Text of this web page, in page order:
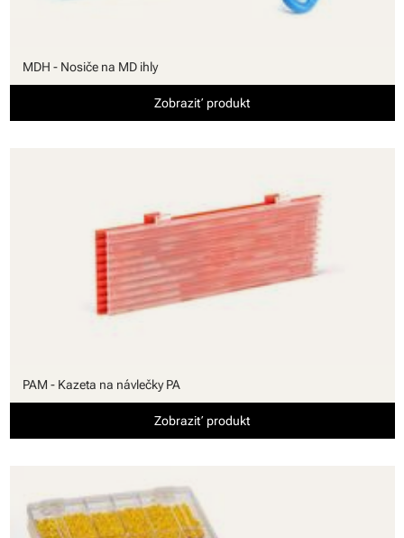
MDH - Nosiče na MD ihly
Zobraziť produkt
PAM - Kazeta na návlečky PA
Zobraziť produkt